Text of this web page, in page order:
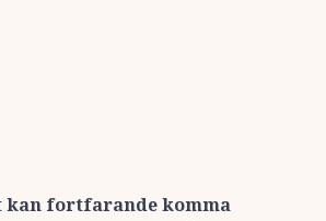
kan fortfarande komma